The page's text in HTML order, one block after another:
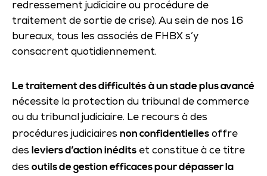
redressement judiciaire ou procédure de
traitement de sortie de crise). Au sein de nos 16
bureaux, tous les associés de FHBX s’y
consacrent quotidiennement.
Le traitement des difficultésàun stade plus avancé
nécessite la protection du tribunal de commerce
ou du tribunal judiciaire. Le recours à des
procédures judiciaires non confidentielles offre
des leviers d’action inédits et constitue à ce titre
des outils de gestion efficaces pour dépasser la